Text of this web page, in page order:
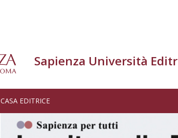
Sapienza Università
CASA EDITRICE